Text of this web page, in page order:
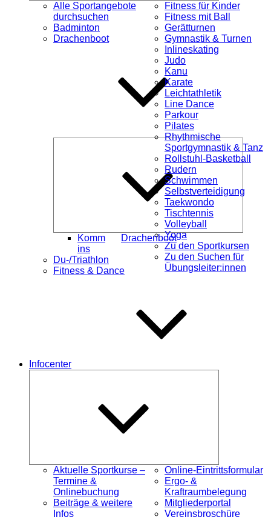
Alle Sportangebote
durchsuchen
Badminton
Drachenboot
öffnen
Komm
ins
Drachenboot
Du-/Triathlon
Fitness & Dance
Fitness für Kinder
Fitness mit Ball
Gerätturnen
Gymnastik & Turnen
Inlineskating
Judo
Kanu
Karate
Leichtathletik
Line Dance
Parkour
Pilates
Rhythmische
Sportgymnastik & Tanz
Rollstuhl-Basketball
Rudern
Schwimmen
Selbstverteidigung
Taekwondo
Tischtennis
Volleyball
Yoga
Zu den Sportkursen
Zu den Suchen für
Übungsleiter:innen
Infocenter
Aktuelle Sportkurse –
Termine &
Onlinebuchung
Beiträge & weitere
Infos
Online-Eintrittsformular
Ergo- &
Kraftraumbelegung
Mitgliederportal
Vereinsbroschüre